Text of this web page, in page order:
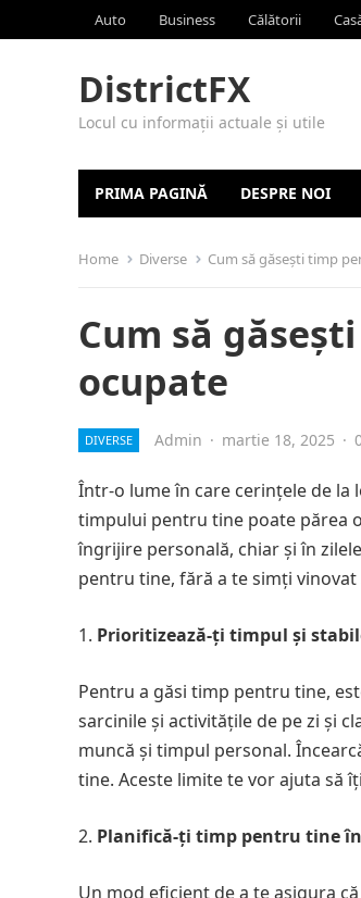
Auto Business Călătorii
DistrictFX
Locul cu informații actuale și utile
PRIMA PAGINĂ DESPRE NOI
Home Diverse Cum să găsești timp
Cum să
ocupate
DIVERSE Admin · martie 18, 2025 ·
Într-o lume în care cerințele de la
timpului pentru tine poate părea
îngrijire personală, chiar și în
pentru tine, fără a te simți
Prioritizează-ți timpul și
Pentru a găsi timp pentru tine,
sarcinile și activitățile de pe zi și
muncă și timpul personal.
tine. Aceste limite te vor ajuta să
Planifică-ți timp pentru tine
Un mod eficient de a te asigura